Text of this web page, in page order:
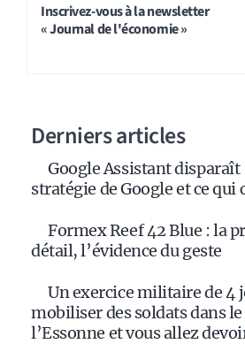
Inscrivez-vous à la newsletter
« Journal de l'économie »
Derniers articles
Google Assistant
stratégie de Google et ce qui
Formex Reef 42 Blue : la
détail, l’évidence du geste
Un exercice militaire de 4
mobiliser des soldats dans le
l’Essonne et vous allez